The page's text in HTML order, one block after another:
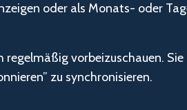
oder als Monats- oder
vorbeizuschauen.
zu synchronisieren.